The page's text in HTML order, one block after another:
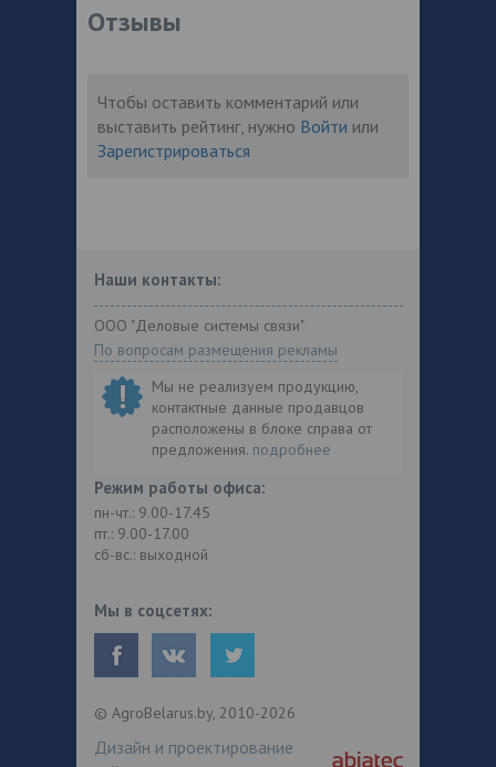
Отзывы
Чтобы оставить комментарий или
выставить рейтинг, нужно Войти или
Зарегистрироваться
Наши контакты:
ООО "Деловые системы связи"
По вопросам размещения рекламы
Мы не реализуем продукцию,
контактные данные продавцов
расположены в блоке справа от
предложения. подробнее
Режим работы офиса:
пн-чт.: 9.00-17.45
пт.: 9.00-17.00
сб-вс.: выходной
Мы в соцсетях:
© AgroBelarus.by, 2010-2026
Дизайн и проектирование